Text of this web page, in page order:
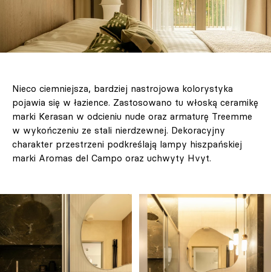
Nieco ciemniejsza, bardziej nastrojowa kolorystyka
pojawia się w łazience. Zastosowano tu włoską ceramikę
marki Kerasan w odcieniu nude oraz armaturę Treemme
w wykończeniu ze stali nierdzewnej. Dekoracyjny
charakter przestrzeni podkreślają lampy hiszpańskiej
marki Aromas del Campo oraz uchwyty Hvyt.